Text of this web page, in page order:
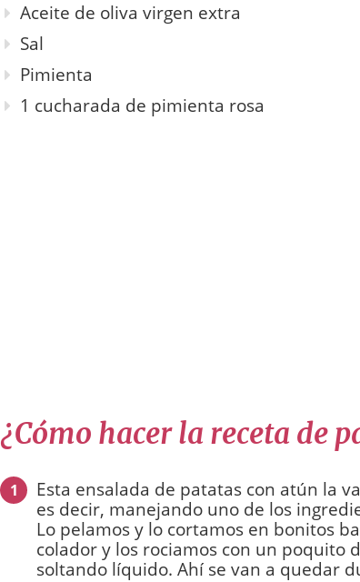
Aceite de oliva virgen extra
Sal
Pimienta
1 cucharada de pimienta rosa
¿Cómo hacer la receta de
1
Esta ensalada de patatas con atún la
es decir, manejando uno de los
Lo pelamos y lo cortamos en bonitos
colador y los rociamos con un poquito
soltando líquido. Ahí se van a quedar